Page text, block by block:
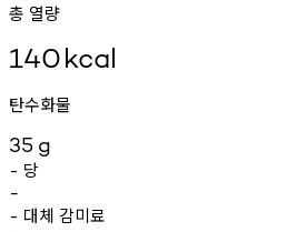
총 열량
140kcal
탄수화물
35 g
- 당
-
- 대체 감미료